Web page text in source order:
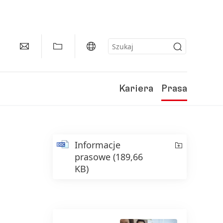
Kariera Prasa
Informacje
prasowe (189,66
KB)